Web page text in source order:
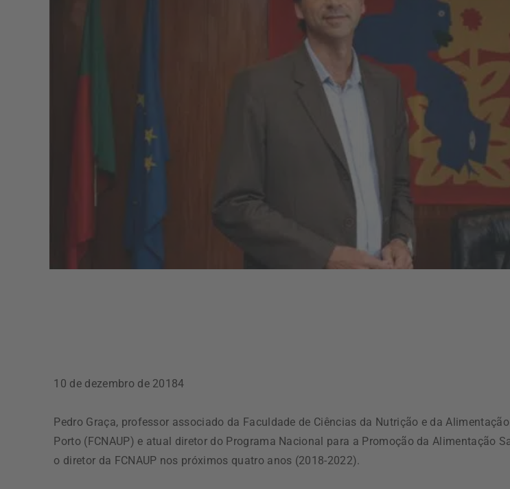
10 de dezembro de 20184
Pedro Graça, professor associado da Faculdade de Ciências da Nutrição e da
Porto (FCNAUP) e atual diretor do Programa Nacional para a Promoção da Alimentação
o diretor da FCNAUP nos próximos quatro anos (2018-2022).